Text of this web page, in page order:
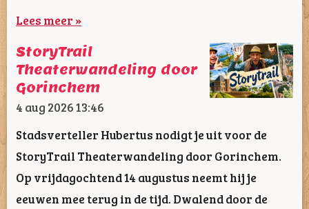
Lees meer »
StoryTrail
Theaterwandeling door
Gorinchem
4 aug 202613:46
Stadsverteller Hubertus nodigt je uit voor de
StoryTrail Theaterwandeling door Gorinchem.
Op vrijdagochtend 14 augustus neemt hij je
eeuwen mee terug in de tijd. Dwalend door de